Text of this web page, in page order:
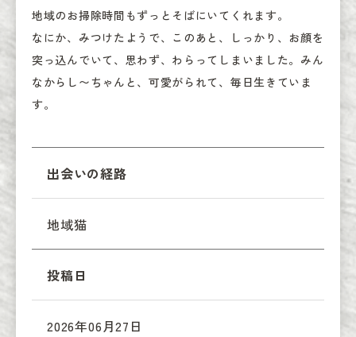
地域のお掃除時間もずっとそばにいてくれます。
なにか、みつけたようで、このあと、しっかり、お顔を
突っ込んでいて、思わず、わらってしまいました。みん
なからし〜ちゃんと、可愛がられて、毎日生きていま
す。
出会いの経路
地域猫
投稿日
2026年06月27日